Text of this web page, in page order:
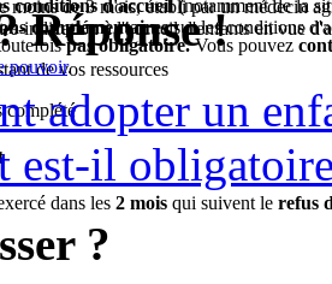
moins de 3 mois, établi par un médecin
indication à l'accueil d'enfants en vue
de vos ressources
complété
conditions d'accueil (notamment de la
complémentairessur les conditions
pas obligatoire.Vous pouvez
pouvoir.
dans les 2 mois qui suivent le refus
Réponse !
adopter un
est-il
?